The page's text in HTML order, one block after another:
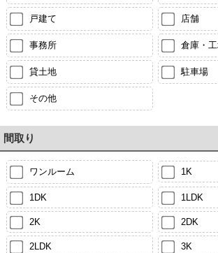
戸建て 店舗
事務所 倉庫・
貸土地 駐車場
その他
間取り
ワンルーム 1K
1DK 1LDK
2K 2DK
2LDK 3K